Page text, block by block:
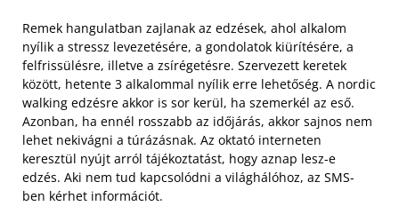
Remek hangulatban zajlanak az edzések, ahol alkalom
nyílik a stressz levezetésére, a gondolatok kiürítésére, a
felfrissülésre, illetve a zsírégetésre. Szervezett keretek
között, hetente 3 alkalommal nyílik erre lehetőség. A nordic
walking edzésre akkor is sor kerül, ha szemerkél az eső.
Azonban, ha ennél rosszabb az időjárás, akkor sajnos nem
lehet nekivágni a túrázásnak. Az oktató interneten
keresztül nyújt arról tájékoztatást, hogy aznap lesz-e
edzés. Aki nem tud kapcsolódni a világhálóhoz, az SMS-
ben kérhet információt.